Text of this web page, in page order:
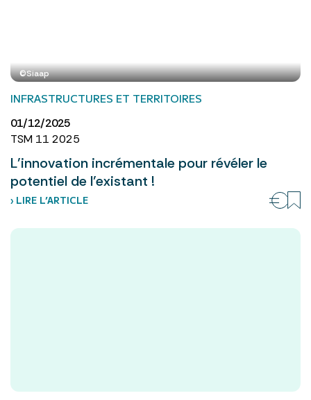
©Siaap
INFRASTRUCTURES ET TERRITOIRES
01/12/2025
TSM 11 2025
L’innovation incrémentale pour révéler le
potentiel de l’existant !
› LIRE L’ARTICLE